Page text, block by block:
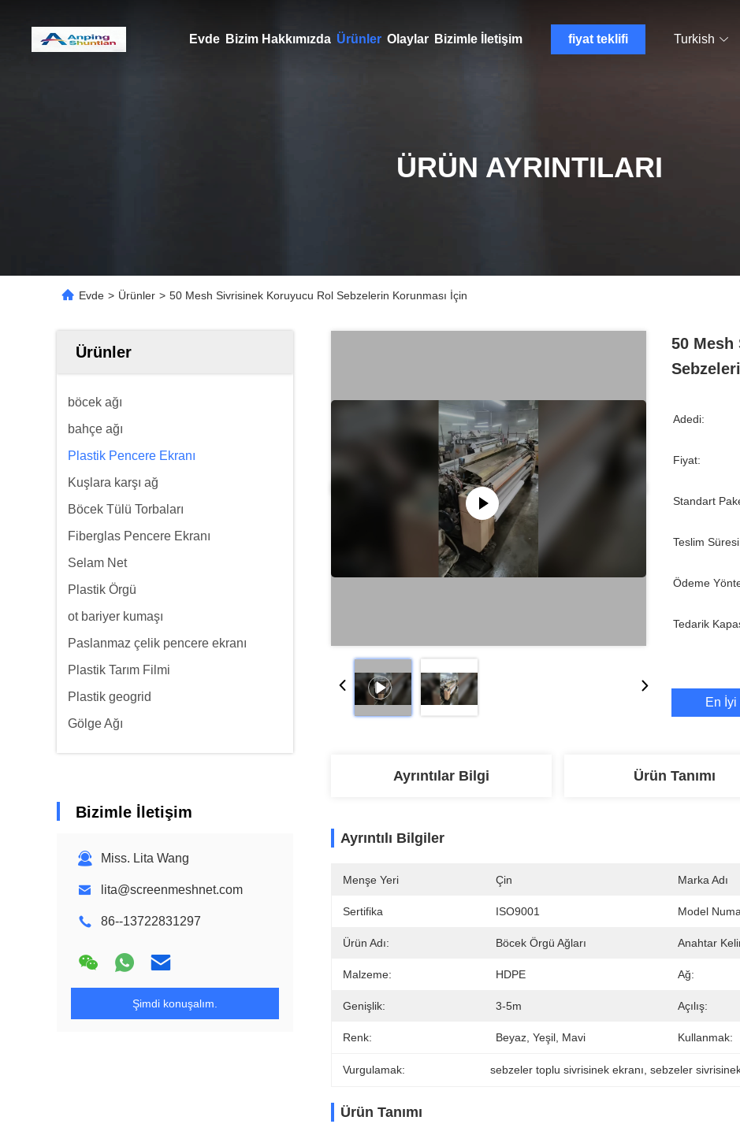
Evde Bizim Hakkımızda Ürünler Olaylar Bizimle İletişim fiyat teklifi Turkish
ÜRÜN AYRINTILARI
Evde > Ürünler > 50 Mesh Sivrisinek Koruyucu Rol Sebzelerin Korunması İçin
Ürünler
böcek ağı
bahçe ağı
Plastik Pencere Ekranı
Kuşlara karşı ağ
Böcek Tülü Torbaları
Fiberglas Pencere Ekranı
Selam Net
Plastik Örgü
ot bariyer kumaşı
Paslanmaz çelik pencere ekranı
Plastik Tarım Filmi
Plastik geogrid
Gölge Ağı
Bizimle İletişim
Miss. Lita Wang
lita@screenmeshnet.com
86--13722831297
Şimdi konuşalım.
50 Mesh
Adedi:
Fiyat:
Standart
Teslim
Ödeme
Tedarik
En İyi
Ayrıntılar Bilgi Ürün Tanımı
Ayrıntılı Bilgiler
Menşe Yeri Çin Marka Adı
Sertifika ISO9001 Model
Ürün Adı: Böcek Örgü Ağları Anahtar
Malzeme: HDPE Ağ:
Genişlik: 3-5m Açılış:
Renk: Beyaz, Yeşil, Mavi Kullanmak:
Vurgulamak: sebzeler toplu sivrisinek ekranı , sebzeler
Ürün Tanımı